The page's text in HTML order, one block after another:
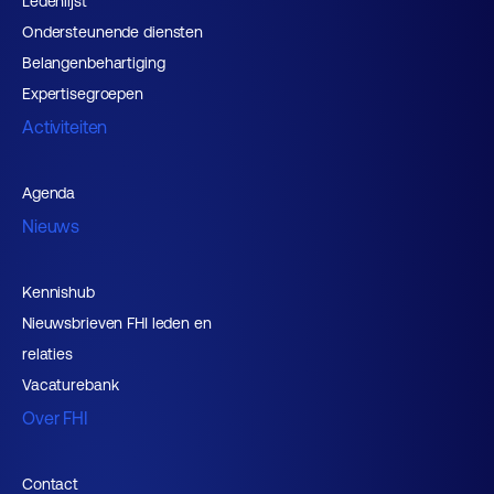
Ondersteunende diensten
Belangenbehartiging
Expertisegroepen
Activiteiten
Agenda
Nieuws
Kennishub
Nieuwsbrieven FHI leden en
relaties
Vacaturebank
Over FHI
Contact